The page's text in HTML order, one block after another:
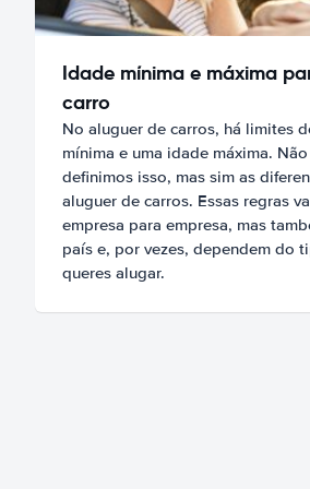
Idade mínima e máxima
carro
No aluguer de carros, há limites
mínima e uma idade máxima.
definimos isso, mas sim as
aluguer de carros. Essas regras
empresa para empresa, mas
país e, por vezes, dependem do
queres alugar.